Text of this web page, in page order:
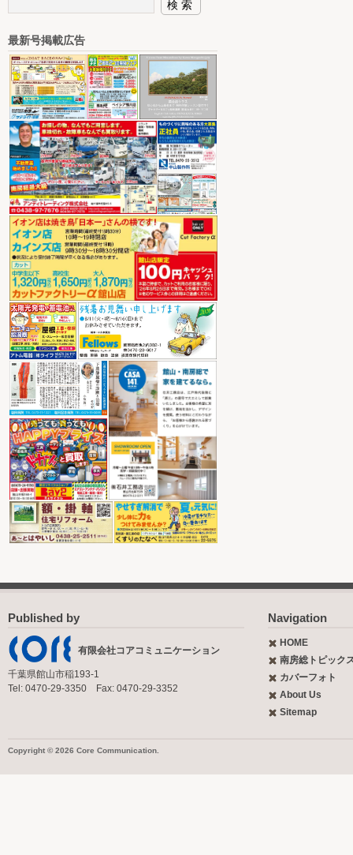
最新号掲載広告
Published by
有限会社コアコミュニケーション
千葉県館山市稲193-1
Tel: 0470-29-3350 Fax: 0470-29-3352
Navigation
HOME
南房総トピック
カバーフォト
About Us
Sitemap
Copyright © 2026 Core Communication.